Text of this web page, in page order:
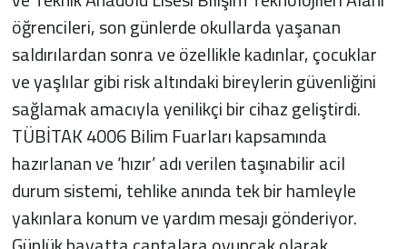
öğrencileri, son günlerde okullarda yaşanan
saldırılardan sonra ve özellikle kadınlar, çocuklar
ve yaşlılar gibi risk altındaki bireylerin güvenliğini
sağlamak amacıyla yenilikçi bir cihaz geliştirdi.
TÜBİTAK 4006 Bilim Fuarları kapsamında
hazırlanan ve ‘hızır’ adı verilen taşınabilir acil
durum sistemi, tehlike anında tek bir hamleyle
yakınlara konum ve yardım mesajı gönderiyor.